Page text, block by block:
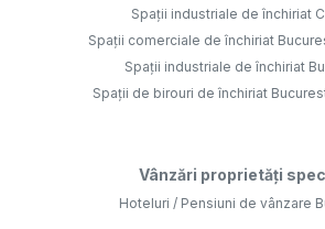
Spații industriale de închiriat
Spații comerciale de închiriat
Spații industriale de închiriat
Spații de birouri de închiriat
Vânzări proprietăți
Hoteluri / Pensiuni de vânzare